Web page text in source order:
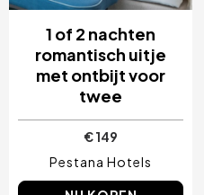
1 of 2 nachten
romantisch uitje
met ontbijt voor
twee
€ 149
Pestana Hotels